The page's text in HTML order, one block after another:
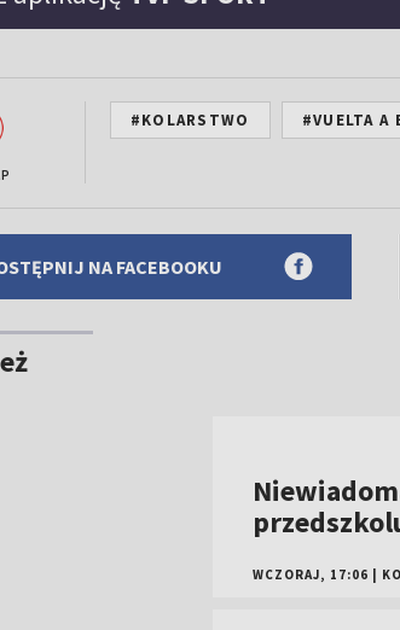
#KOLARSTWO #VUELTA A
NA FACEBOOKU
WCZORAJ, 17:06